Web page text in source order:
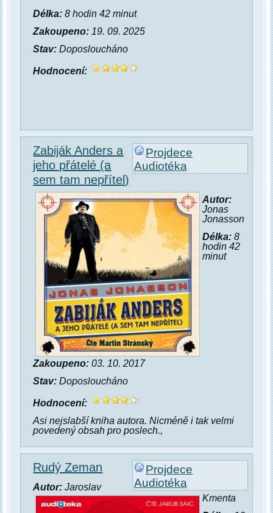
Délka: 8 hodin 42 minut
Zakoupeno: 19. 09. 2025
Stav: Doposloucháno
Hodnocení:
Projdece
Audiotéka
Zabiják Anders a
jeho přátelé (a
sem tam nepřítel)
Autor:
Jonas
Jonasson
Délka:8
hodin 42
minut
Zakoupeno: 03. 10. 2017
Stav: Doposloucháno
Hodnocení:
Asi nejslabší kniha autora. Nicméně i tak velmi
povedený obsah pro poslech.,
Projdece
Audiotéka
Rudý Zeman
Autor: Jaroslav
Kmenta